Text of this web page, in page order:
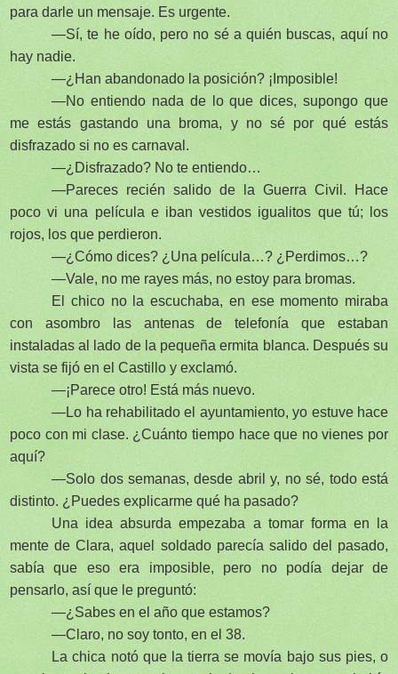
para darle un mensaje. Es urgente.
—Sí, te he oído, pero no sé a quién buscas, aquí no
hay nadie.
—¿Han abandonado la posición? ¡Imposible!
—No entiendo nada de lo que dices, supongo que
me estás gastando una broma, y no sé por qué estás
disfrazado si no es carnaval.
—¿Disfrazado? No te entiendo…
—Pareces recién salido de la Guerra Civil. Hace
poco vi una película e iban vestidos igualitos que tú; los
rojos, los que perdieron.
—¿Cómo dices? ¿Una película…? ¿Perdimos…?
—Vale, no me rayes más, no estoy para bromas.
El chico no la escuchaba, en ese momento miraba
con asombro las antenas de telefonía que estaban
instaladas al lado de la pequeña ermita blanca. Después su
vista se fijó en el Castillo y exclamó.
—¡Parece otro! Está más nuevo.
—Lo ha rehabilitado el ayuntamiento, yo estuve hace
poco con mi clase. ¿Cuánto tiempo hace que no vienes por
aquí?
—Solo dos semanas, desde abril y, no sé, todo está
distinto. ¿Puedes explicarme qué ha pasado?
Una idea absurda empezaba a tomar forma en la
mente de Clara, aquel soldado parecía salido del pasado,
sabía que eso era imposible, pero no podía dejar de
pensarlo, así que le preguntó:
—¿Sabes en el año que estamos?
—Claro, no soy tonto, en el 38.
La chica notó que la tierra se movía bajo sus pies, o